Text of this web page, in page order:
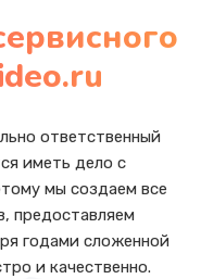
ответственный
иметь дело с
мы создаем все
предоставляем
годами сложенной
и качественно.